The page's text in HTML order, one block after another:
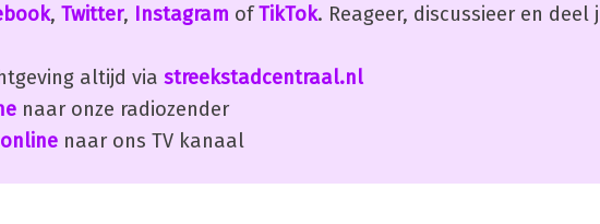
, Twitter, Instagram ofTikTok. Reageer, discussieer en deel
altijd via streekstadcentraal.nl
naar onze radiozender
naar ons TV kanaal